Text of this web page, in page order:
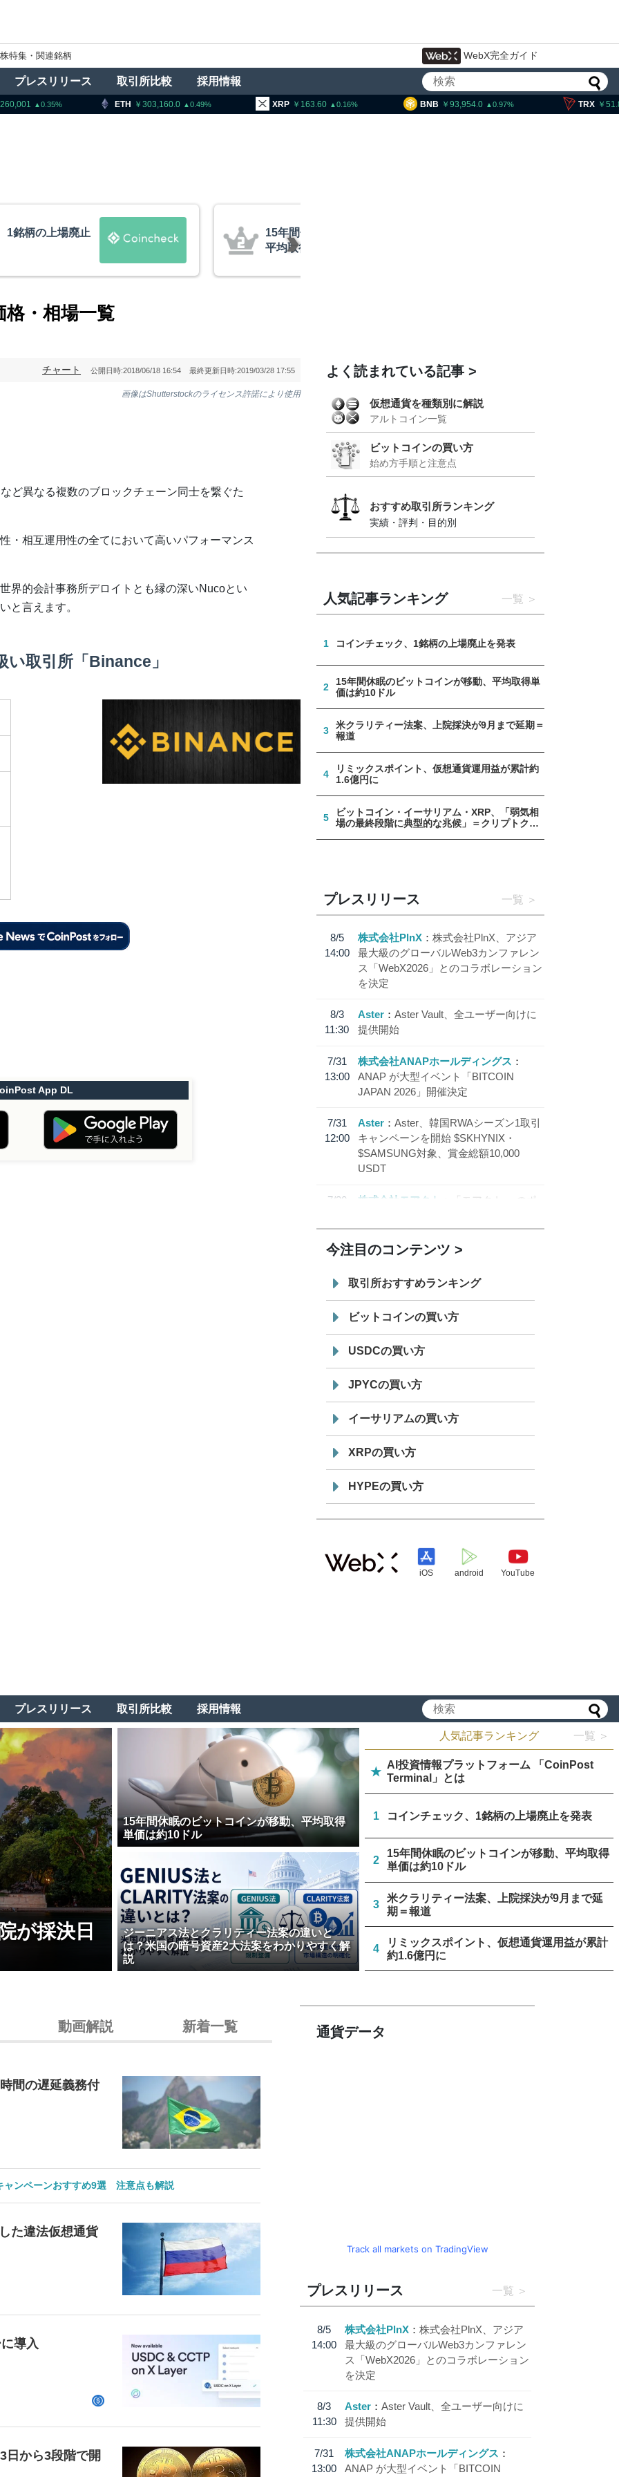
株特集・関連銘柄 WebX完全ガイド
プレスリリース 取引所比較 採用情報
ETH 303,160.0 0.49 XRP 163.60 BNB 93,954.0 0.97 TRX 51.87
トコインが移動、
米クラリティー法案、上院採決が9
月まで延期＝報道
・相場一覧
チャート 公開日時:2018/06/18 16:54 最終更新日時:2019/03/28 17:55
画像はShutterstockのライセンス許諾により使用
ど異なる複数のブロックチェーン同士を繋ぐた
・相互運用性の全てにおいて高いパフォーマンス
界的会計事務所デロイトとも縁の深いNucoとい
と言えます。
取引所「Binance」
App DL
よく読まれている記事
仮想通貨を種類別に解説
アルトコイン一覧
ビットコインの買い方
始め方手順と注意点
おすすめ取引所ランキング
実績・評判・目的別
人気記事ランキング 一覧
1 コインチェック、1銘柄の上場廃止を発表
2
15年間休眠のビットコインが移動、平均取得単
価は約10ドル
3
米クラリティー法案、上院採決が9月まで延期＝
報道
4
リミックスポイント、仮想通貨運用益が累計約
1.6億円に
5
ビットコイン・イーサリアム・XRP、「弱気相
場の最終段階に典型的な兆候」＝クリプトクア
プレスリリース 一覧
8/5
14:00
株式会社PlnX
株式会社PlnX、アジア
最大級のグローバルWeb3カンファレン
ス「WebX2026」とのコラボレーション
を決定
8/3
11:30
Aster
Aster Vault、全ユーザー向けに
提供開始
7/31
13:00
株式会社ANAPホールディングス
ANAP が大型イベント「BITCOIN
JAPAN 2026」開催決定
7/31
12:00
Aster
Aster、韓国RWAシーズン1取引
キャンペーンを開始 $SKHYNIX・
$SAMSUNG対象、賞金総額10,000
USDT
7/30
株式会社モアクト
「モアクト」 のポ
「 JPYC」を追加
19:30
てステーブルコイン「JPYSC」徹底解
説セミナーを開催
今注目のコンテンツ
取引所おすすめランキング
ビットコインの買い方
USDCの買い方
JPYCの買い方
イーサリアムの買い方
XRPの買い方
HYPEの買い方
iOS android YouTube
プレスリリース 取引所比較 採用情報
が採決日
15年間休眠のビットコインが移動、平均取得
単価は約10ドル
ジーニアス法とクラリティー法案の違いと
は？米国の暗号資産2大法案をわかりやすく解
説
人気記事ランキング 一覧 ＞
★
AI投資情報プラットフォーム 「CoinPost
Terminal」とは
1 コインチェック、1銘柄の上場廃止を発表
2
15年間休眠のビットコインが移動、平均取得
単価は約10ドル
3
米クラリティー法案、上院採決が9月まで延
期＝報道
4
リミックスポイント、仮想通貨運用益が累計
約1.6億円に
動画解説 新着一覧
間の遅延義務付
ャンペーンおすすめ9選 注意点も解説
た違法仮想通貨
導入
日から3段階で開
通貨データ
Track all markets on TradingView
プレスリリース 一覧
8/5
14:00
株式会社PlnX
株式会社PlnX、アジア
最大級のグローバルWeb3カンファレン
ス「WebX2026」とのコラボレーション
を決定
8/3
11:30
Aster
Aster Vault、全ユーザー向けに
提供開始
7/31
13:00
株式会社ANAPホールディングス
ANAP が大型イベント「BITCOIN